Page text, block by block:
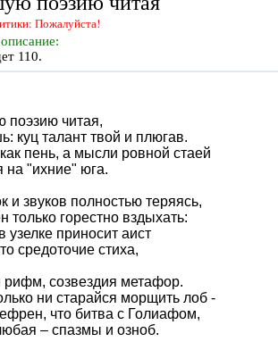
Пожалуйста!
110.
поэзию читая,
куц талант твой и плюгав.
пень, а мысли ровной стаей
на "ихние" юга.
и звуков полностью теряясь,
только горестно вздыхать:
узелке приносит аист
средоточие стиха,
рифм, созвездия метафор.
ни старайся морщить лоб -
что битва с Голиафом,
– спазмы и озноб.